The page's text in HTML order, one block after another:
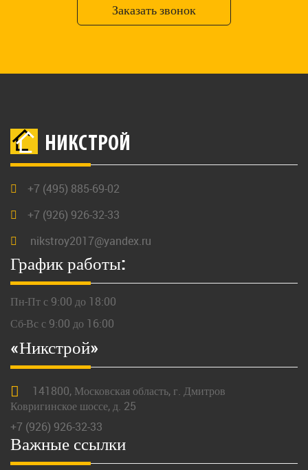
Заказать звонок
НИКСТРОЙ
+7 (495) 885-69-02
+7 (926) 926-32-33
nikstroy2017@yandex.ru
График работы:
Пн-Пт с 9:00 до 18:00
Сб-Вс с 9:00 до 16:00
«Никстрой»
141800, Московская область, г. Дмитров
Ковригинское шоссе, д. 25
+7 (926) 926-32-33
Важные ссылки